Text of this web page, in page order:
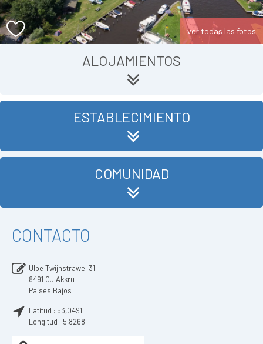
ver todas las fotos
ALOJAMIENTOS
ESTABLECIMIENTO
COMUNIDAD
CONTACTO
Ulbe Twijnstrawei 31
8491 CJ Akkru
Países Bajos
Latitud : 53,0491
Longitud : 5,8268